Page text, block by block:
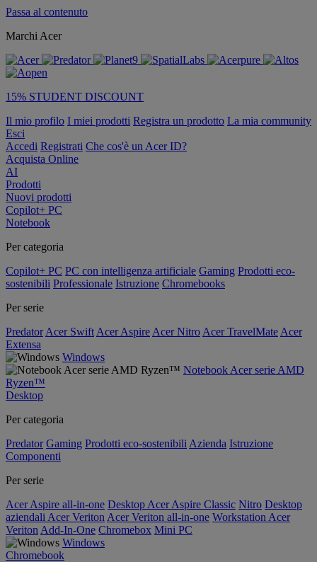
Passa al contenuto
Marchi Acer
15% STUDENT DISCOUNT
Il mio profilo I miei prodotti Registra un prodotto La mia community
Esci
Accedi Registrati Che cos'è un Acer ID?
Acquista Online
AI
Prodotti
Nuovi prodotti
Copilot+ PC
Notebook
Per categoria
Copilot+ PC PC con intelligenza artificiale Gaming Prodotti eco-
sostenibili Professionale Istruzione Chromebooks
Per serie
Predator Acer Swift Acer Aspire Acer Nitro Acer TravelMate Acer
Extensa
Windows
Notebook Acer serie AMD
Ryzen™
Desktop
Per categoria
Predator Gaming Prodotti eco-sostenibili Azienda Istruzione
Componenti
Per serie
Acer Aspire all-in-one Desktop Acer Aspire Classic Nitro Desktop
aziendali Acer Veriton Acer Veriton all-in-one Workstation Acer
Veriton Add-In-One Chromebox Mini PC
Windows
Chromebook